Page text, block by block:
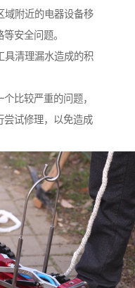
域附近的电器设备移
安全问题。
具清理漏水造成的积
比较严重的问题，
尝试修理，以免造成